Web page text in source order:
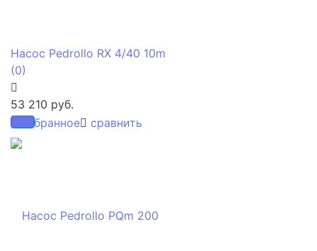
избранное сравнить
Насос Pedrollo RX 4/40 10m
(0)
53 210 руб.